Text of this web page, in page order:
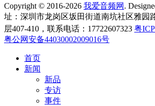
Copyright © 2016-2026 我爱音频网 .
址：深圳市龙岗区坂田街道南坑社区雅园
层407-410，联系电话：17722607323 粤
粤公网安备44030002009016号
首页
新闻
新品
专访
事件